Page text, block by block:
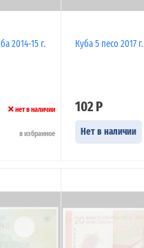
2014-15 г.
нет в наличии
в избранное
Куба 5 песо 2017 г.
102 Р
Нет в наличии